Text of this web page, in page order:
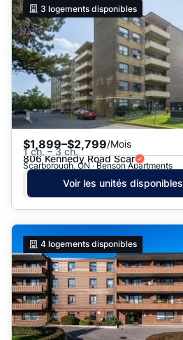
3 logements disponibles
$1,899–$2,799/Mois
1 ch. – 3 ch.
806 Kennedy Road Scar
Scarborough, ON · Benson Apartments
Voir les unités disponibles
4 logements disponibles